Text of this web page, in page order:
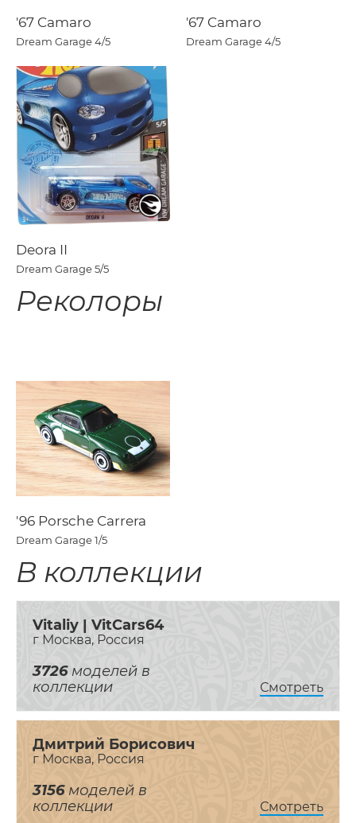
'67 Camaro
Dream Garage4/5
'67 Camaro
Dream Garage4/5
Deora II
Dream Garage5/5
Реколоры
'96 Porsche Carrera
Dream Garage1/5
В коллекции
Vitaliy | VitCars64
г Москва, Россия
3726моделей в
коллекции
Смотреть
Дмитрий Борисович
г Москва, Россия
3156моделей в
коллекции
Смотреть